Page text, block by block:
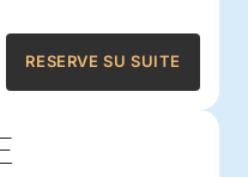
RESERVE SU SUITE